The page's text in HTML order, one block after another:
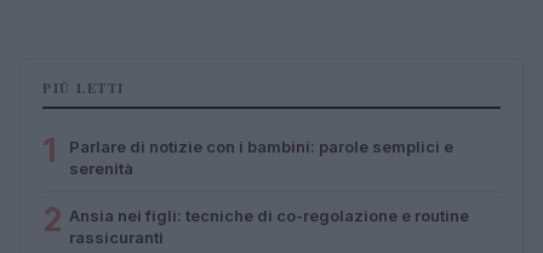
PIÙ LETTI
1
Parlare di notizie con i bambini: parole semplici e
serenità
2 Ansia nei figli: tecniche di co-regolazione e routine
rassicuranti